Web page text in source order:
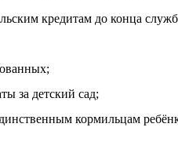
кредитам до конца
за детский сад;
кормильцам